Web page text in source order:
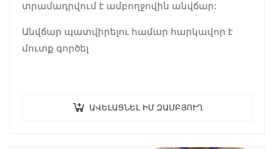
տրամադրվում է ամբողջովին անվճար:
Անվճար պատվիրելու համար հարկավոր է
մուտք գործել
ԱՎԵԼԱՑՆԵԼ ԻՄ ԶԱՄԲՅՈՒՂ